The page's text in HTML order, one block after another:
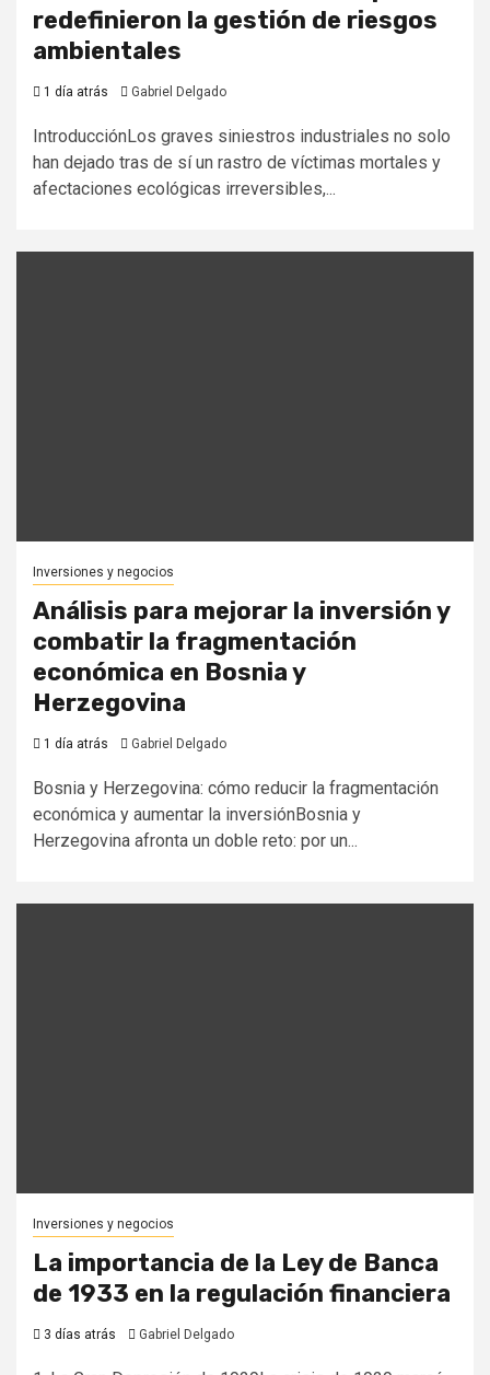
redefinieron la gestión de riesgos
ambientales
1 día atrás Gabriel Delgado
IntroducciónLos graves siniestros industriales no solo
han dejado tras de sí un rastro de víctimas mortales y
afectaciones ecológicas irreversibles,...
Inversiones y negocios
Análisis para mejorar la inversión y
combatir la fragmentación
económica en Bosnia y
Herzegovina
1 día atrás Gabriel Delgado
Bosnia y Herzegovina: cómo reducir la fragmentación
económica y aumentar la inversiónBosnia y
Herzegovina afronta un doble reto: por un...
Inversiones y negocios
La importancia de la Ley de Banca
de 1933 en la regulación financiera
3 días atrás Gabriel Delgado